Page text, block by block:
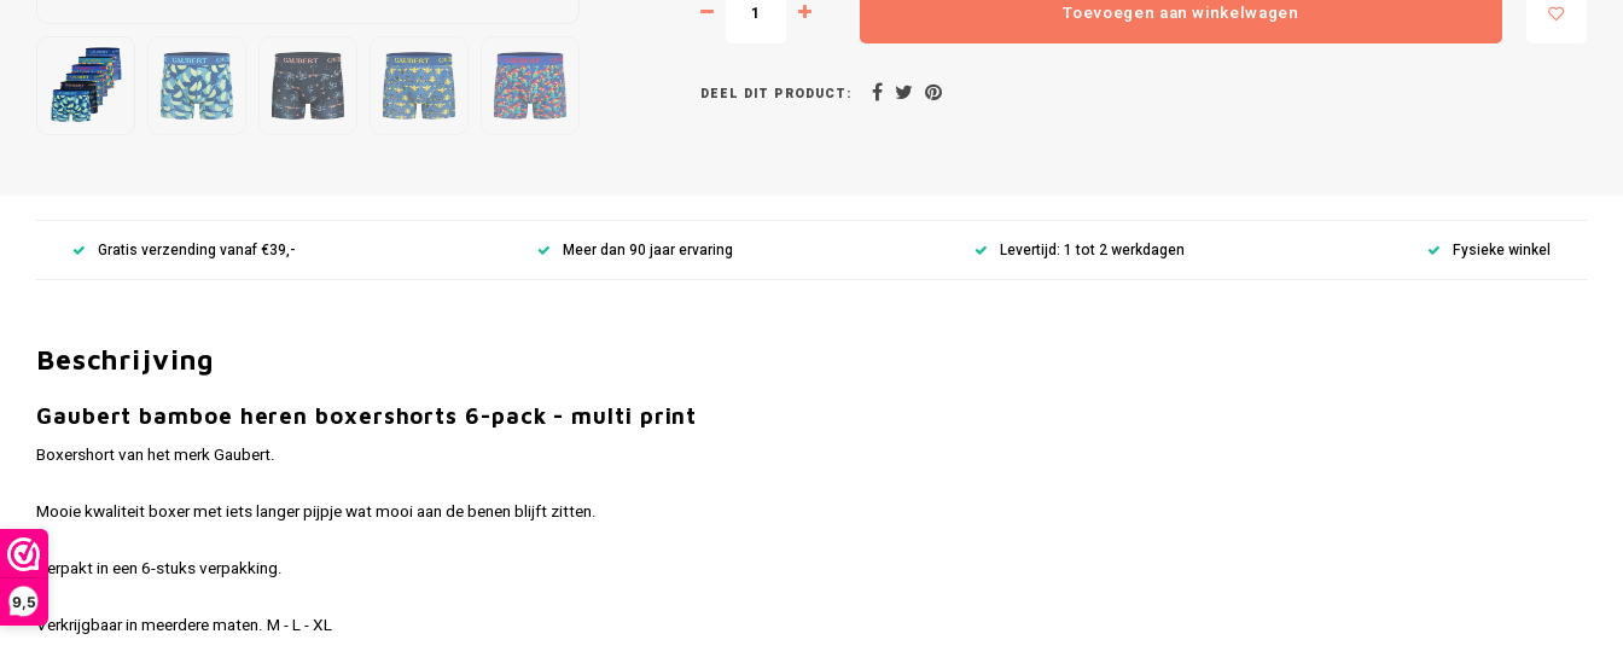
9,5
Toevoegen aan winkelwagen
DEEL DIT PRODUCT:
Gratis verzending vanaf €39,- Meer dan 90 jaar ervaring Levertijd: 1 tot 2 werkdagen Fysieke winkel
Beschrijving
Gaubert bamboe heren boxershorts 6-pack - multi print
Boxershort van het merk Gaubert.
Mooie kwaliteit boxer met iets langer pijpje wat mooi aan de benen blijft zitten.
Verpakt in een 6-stuks verpakking.
Verkrijgbaar in meerdere maten. M - L - XL